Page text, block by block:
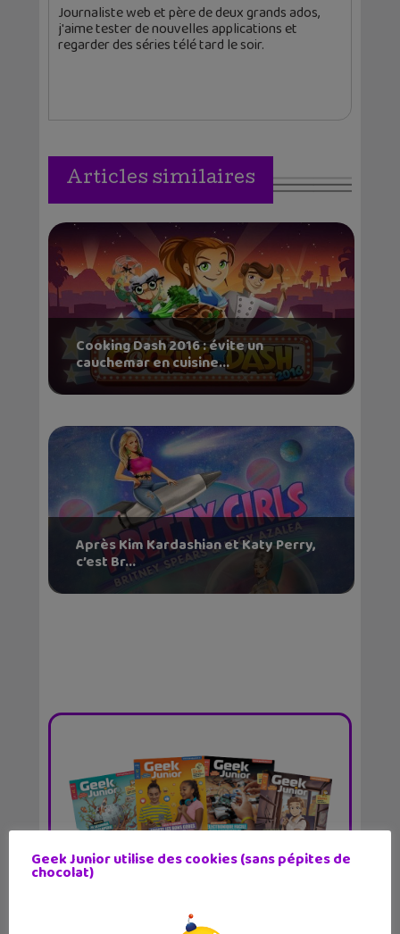
Journaliste web et père de deux grands ados,
j'aime tester de nouvelles applications et
regarder des séries télé tard le soir.
Articles similaires
Cooking Dash 2016 : évite un
cauchemar en cuisine...
Après Kim Kardashian et Katy Perry,
c’est Br...
Geek Junior utilise des cookies (sans pépites de
chocolat)